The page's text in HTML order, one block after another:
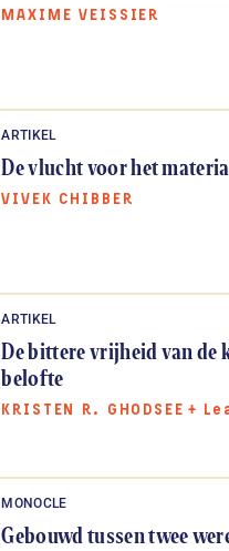
MAXIME VEISSIER
ARTIKEL
De vlucht voor het
VIVEK CHIBBER
ARTIKEL
De bittere vrijheid van de
belofte
KRISTEN R. GHODSEE +
MONOCLE
Gebouwd tussen twee